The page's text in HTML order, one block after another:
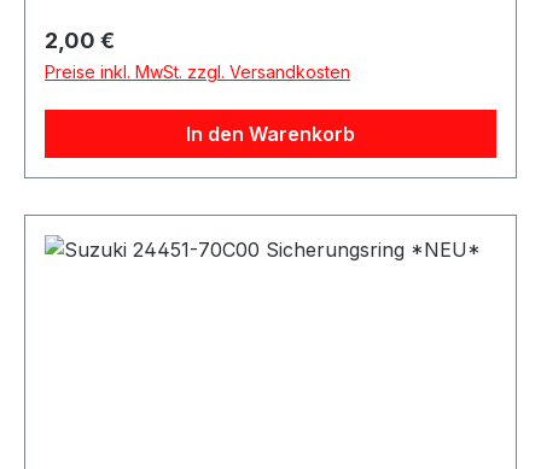
Regulärer Preis:
2,00 €
Preise inkl. MwSt. zzgl. Versandkosten
In den Warenkorb